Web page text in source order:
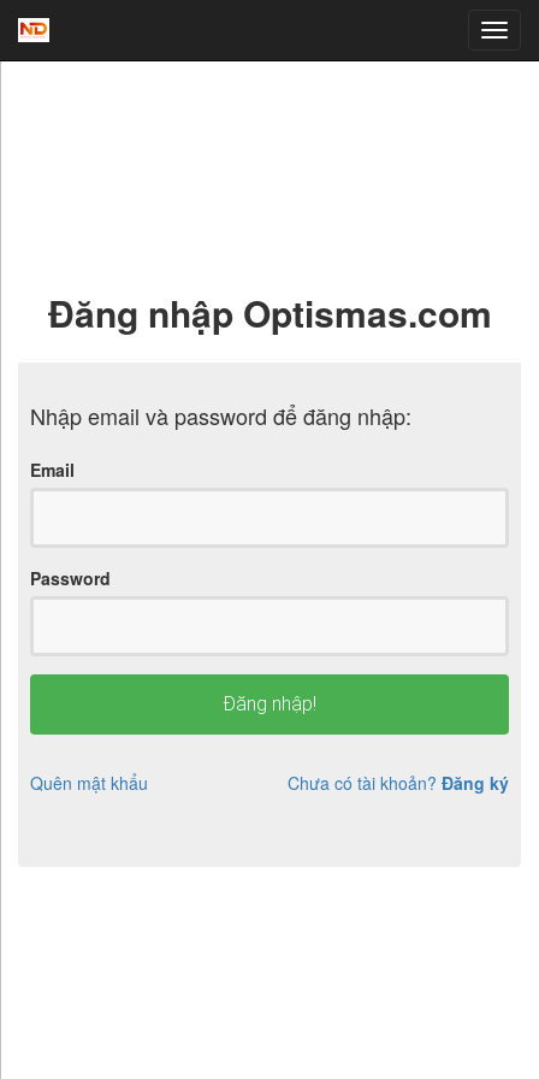
Đăng nhập Optismas.com
Nhập email và password để đăng nhập:
Email
Password
Đăng nhập!
Quên mật khẩu Chưa có tài khoản? Đăng ký